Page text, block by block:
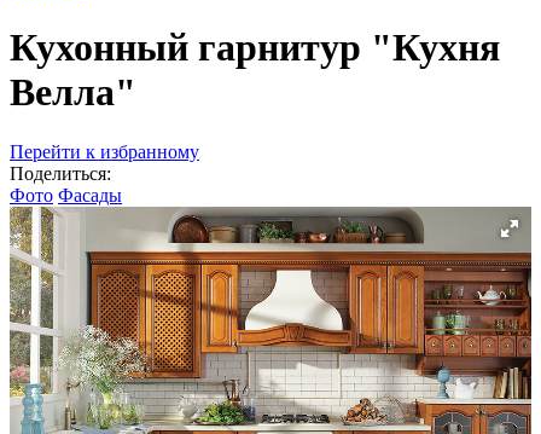
Кухонный гарнитур "Кухня
Велла"
Перейти к избранному
Поделиться:
Фото Фасады